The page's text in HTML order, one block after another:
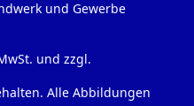
und Gewerbe
und zzgl.
Alle Abbildungen